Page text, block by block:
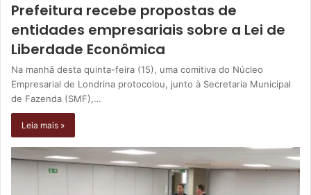
Prefeitura recebe propostas de
entidades empresariais sobre a Lei de
Liberdade Econômica
Na manhã desta quinta-feira (15), uma comitiva do Núcleo
Empresarial de Londrina protocolou, junto à Secretaria Municipal
de Fazenda (SMF),…
Leia mais »